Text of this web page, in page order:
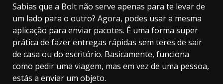
Sabias que a Bolt não serve apenas para te levar de
um lado para o outro? Agora, podes usar a mesma
aplicação para enviar pacotes. É uma forma super
prática de fazer entregas rápidas sem teres de sair
de casa ou do escritório. Basicamente, funciona
como pedir uma viagem, mas em vez de uma pessoa,
estás a enviar um objeto.